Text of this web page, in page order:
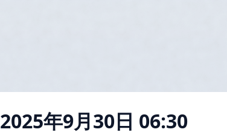
2025年9月30日 06:30